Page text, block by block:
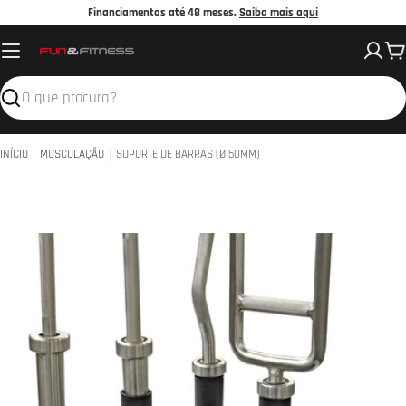
o
conteúdo
Financiamentos até 48 meses.Saiba mais aqui
Pesquisar
INÍCIO MUSCULAÇÃO SUPORTE DE BARRAS (Ø 50MM)